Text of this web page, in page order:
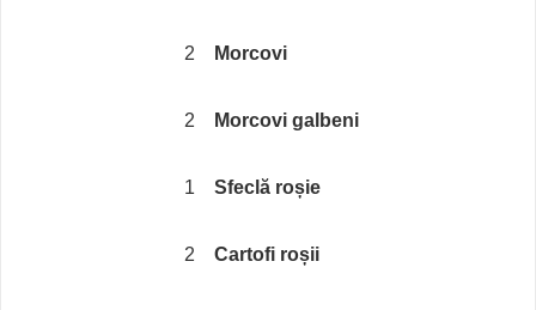
2 Morcovi
2 Morcovi galbeni
1 Sfeclă roșie
2 Cartofi roșii